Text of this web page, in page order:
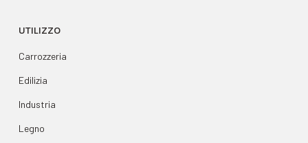
UTILIZZO
Carrozzeria
Edilizia
Industria
Legno